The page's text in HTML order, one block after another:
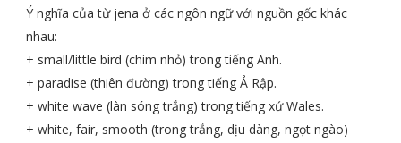
Ý nghĩa của từ jena ở các ngôn ngữ với nguồn gốc khác
nhau:
+ small/little bird (chim nhỏ) trong tiếng Anh.
+ paradise (thiên đường) trong tiếng Ả Rập.
+ white wave (làn sóng trắng) trong tiếng xứ Wales.
+ white, fair, smooth (trong trắng, dịu dàng, ngọt ngào)